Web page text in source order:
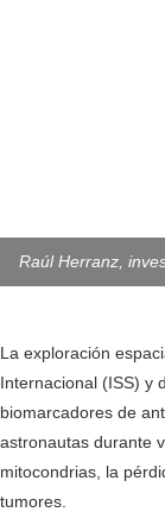
Raúl Herranz,
La exploración
Internacional (ISS) y
biomarcadores de
astronautas durante
mitocondrias, la
tumores.